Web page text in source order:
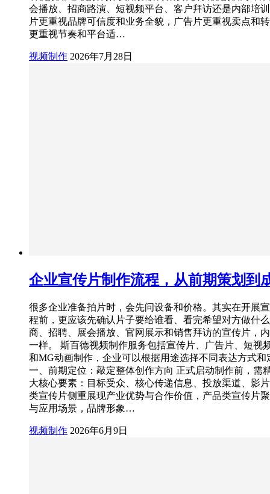
会播放、招商路演、短视频平台、客户拜访还是内部培
片更重视品牌可信度和业务全貌，广告片更重视卖点和
更重视节奏和平台适…
视频制作 2026年7月28日
企业宣传片制作流程，从前期策划到
很多企业准备拍片时，会先问设备和价格。其实在开展
程前，更应该先确认片子要给谁看、看完希望对方做什
商、招聘、展会播放、官网展示和销售拜访的宣传片，
一样。 斯百德视频制作服务包括宣传片、广告片、短视
和MG动画制作，企业可以根据用途选择不同表达方式和
一、前期定位：敲定整体创作方向 正式启动制作前，需
大核心要素：目标受众、核心传递信息、投放渠道、影
类宣传片侧重展现产业优势与合作价值，产品类宣传片
与应用场景，品牌形象…
视频制作 2026年6月9日